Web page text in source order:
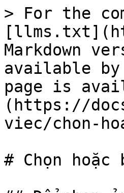
> For the
Markdown
available by
page is
(https://
viec/chon-
# Chọn